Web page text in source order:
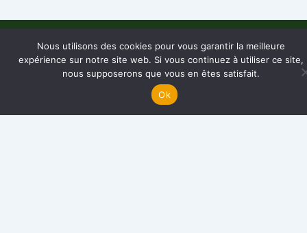
AEC – Foyer Lataste
Ensemble pour les enfants du Cambodge depuis 1998
Nous utilisons des cookies pour vous garantir la meilleure
expérience sur notre site web. Si vous continuez à utiliser ce site,
nous supposerons que vous en êtes satisfait.
Ok